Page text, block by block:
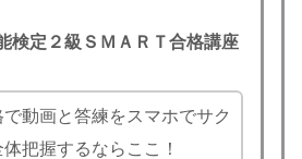
検定２級ＳＭＡＲＴ合格講座
で動画と答練をスマホでサク
体把握するならここ！